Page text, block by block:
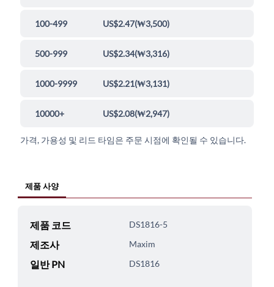
100-499 US$2.47(₩3,500)
500-999 US$2.34(₩3,316)
1000-9999 US$2.21(₩3,131)
10000+ US$2.08(₩2,947)
가격, 가용성 및 리드 타임은 주문 시점에 확인될 수 있습니다.
제품 사양
제품 코드 DS1816-5
제조사 Maxim
일반 PN DS1816